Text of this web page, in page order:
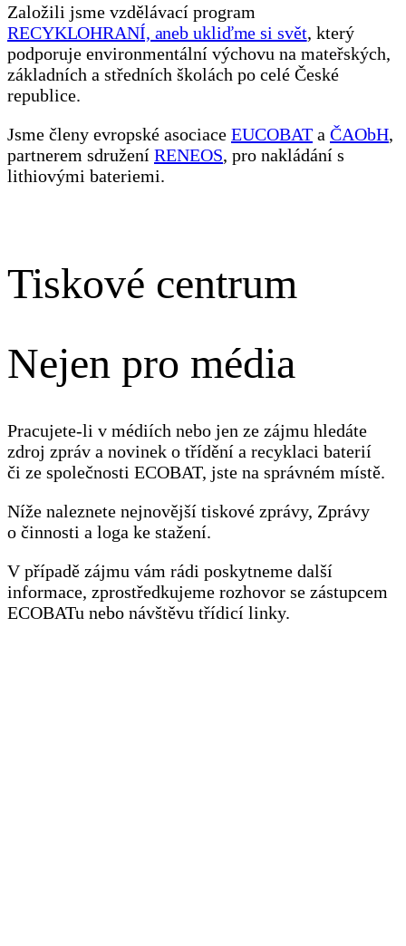
Založili jsme vzdělávací program
RECYKLOHRANÍ, aneb ukliďme si svět, který
podporuje environmentální výchovu na mateřských,
základních a středních školách po celé České
republice.
Jsme členy evropské asociace EUCOBAT a ČAObH,
partnerem sdružení RENEOS, pro nakládání s
lithiovými bateriemi.
Tiskové centrum
Nejen pro média
Pracujete-li v médiích nebo jen ze zájmu hledáte
zdroj zpráv a novinek o třídění a recyklaci baterií
či ze společnosti ECOBAT, jste na správném místě.
Níže naleznete nejnovější tiskové zprávy, Zprávy
o činnosti a loga ke stažení.
V případě zájmu vám rádi poskytneme další
informace, zprostředkujeme rozhovor se zástupcem
ECOBATu nebo návštěvu třídicí linky.